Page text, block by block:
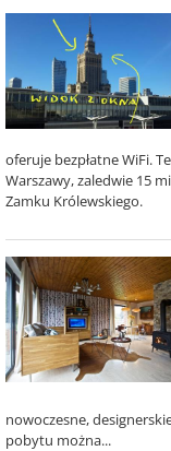
oferuje bezpłatne WiFi.
Warszawy, zaledwie 15
Zamku Królewskiego.
nowoczesne,
pobytu można...